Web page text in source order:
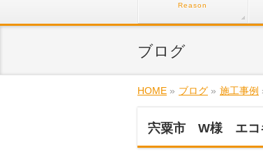
Reason
ブログ
HOME » ブログ » 施工事例
宍粟市 W様 エコ